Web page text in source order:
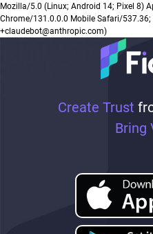
Create Trust
Bring
Mozilla/5.0 (Linux; Android 14; Pixel 8)
Chrome/131.0.0.0 Mobile Safari/537.36;
+claudebot@anthropic.com)